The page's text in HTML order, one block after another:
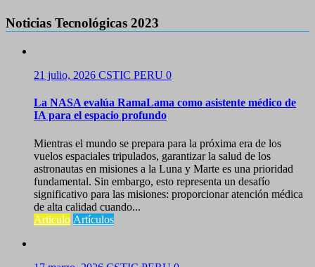
Noticias Tecnológicas 2023
21 julio, 2026 CSTIC PERU 0
La NASA evalúa RamaLama como asistente médico de
IA para el espacio profundo
Mientras el mundo se prepara para la próxima era de los
vuelos espaciales tripulados, garantizar la salud de los
astronautas en misiones a la Luna y Marte es una prioridad
fundamental. Sin embargo, esto representa un desafío
significativo para las misiones: proporcionar atención médica
de alta calidad cuando...
Articulo Artículos